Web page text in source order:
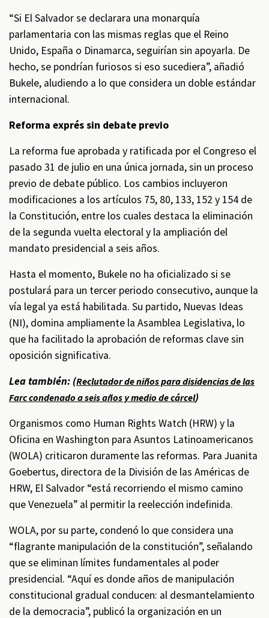
“Si El Salvador se declarara una monarquía
parlamentaria con las mismas reglas que el Reino
Unido, España o Dinamarca, seguirían sin apoyarla. De
hecho, se pondrían furiosos si eso sucediera”, añadió
Bukele, aludiendo a lo que considera un doble estándar
internacional.
Reforma exprés sin debate previo
La reforma fue aprobada y ratificada por el Congreso el
pasado 31 de julio en una única jornada, sin un proceso
previo de debate público. Los cambios incluyeron
modificaciones a los artículos 75, 80, 133, 152 y 154 de
la Constitución, entre los cuales destaca la eliminación
de la segunda vuelta electoral y la ampliación del
mandato presidencial a seis años.
Hasta el momento, Bukele no ha oficializado si se
postulará para un tercer periodo consecutivo, aunque la
vía legal ya está habilitada. Su partido, Nuevas Ideas
(NI), domina ampliamente la Asamblea Legislativa, lo
que ha facilitado la aprobación de reformas clave sin
oposición significativa.
Lea también: (Reclutador de niños para disidencias de las
Farc condenado a seis años y medio de cárcel)
Organismos como Human Rights Watch (HRW) y la
Oficina en Washington para Asuntos Latinoamericanos
(WOLA) criticaron duramente las reformas. Para Juanita
Goebertus, directora de la División de las Américas de
HRW, El Salvador “está recorriendo el mismo camino
que Venezuela” al permitir la reelección indefinida.
WOLA, por su parte, condenó lo que considera una
“flagrante manipulación de la constitución”, señalando
que se eliminan límites fundamentales al poder
presidencial. “Aquí es donde años de manipulación
constitucional gradual conducen: al desmantelamiento
de la democracia”, publicó la organización en un